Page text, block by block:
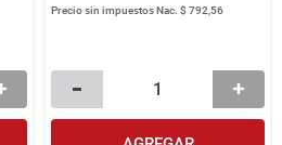
Precio sin impuestos Nac.$ 792,56